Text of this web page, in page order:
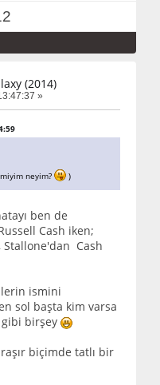
(2014)
»
neyim? )
ben de
Cash iken;
Stallone'dan Cash
ismini
sol başta kim varsa
birşey
biçimde tatlı bir